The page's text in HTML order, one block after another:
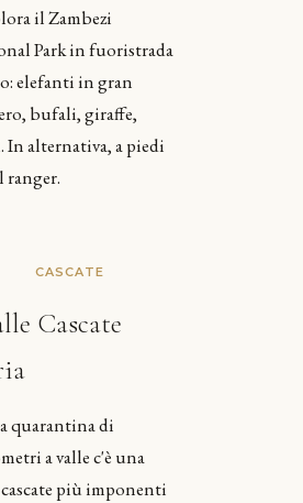
il Zambezi
Park in fuoristrada
elefanti in gran
bufali, giraffe,
In alternativa, a piedi
ranger.
CASCATE
Cascate
quarantina di
a valle c'è una
più imponenti